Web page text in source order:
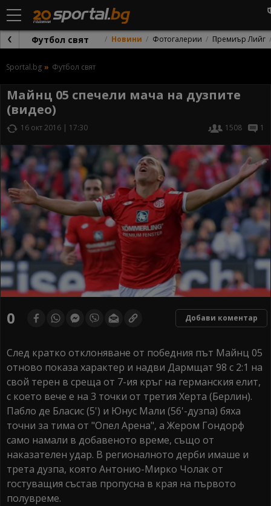
Футбол свят Новини Фотогалерии Премиър Лийг
Sportal.bg Футбол свят
Майнц 05 спечели мача на дузпите
(видео)
16 окт 2016 | 17:30 1508 1
0 Добави коментар
След кратко отклоняване от победния път Майнц 05
отново показа характер и надви Дармщат 98 с 2:1 на
свой терен в среща от 7-ия кръг на германския елит,
с което вече е на 3 точки от третия Херта (Берлин).
Пабло де Бласис (5') и Юнус Мали (56'-дузпа) бяха
точни за тима от "Опел Арена", а Жером Гондорф
само намали в добавеното време, също от
наказателен удар. В регионалното дерби имаше и
трета дузпа, която Антонио-Мирко Чолак от
гостуващия състав пропусна в края на първото
полувреме.